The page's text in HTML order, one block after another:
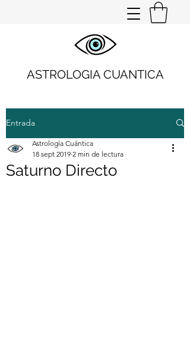
ASTROLOGIA CUANTICA
Entrada
Saturno Directo
Astrología Cuántica
18 sept 2019 2 min de lectura